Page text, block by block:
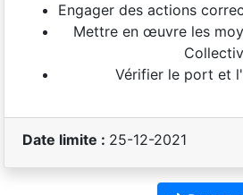
Engager des actions
Mettre en œuvre les
Vérifier le port et
Date limite : 25-12-2021